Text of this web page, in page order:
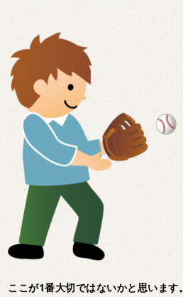
ここが1番大切ではないかと思います。